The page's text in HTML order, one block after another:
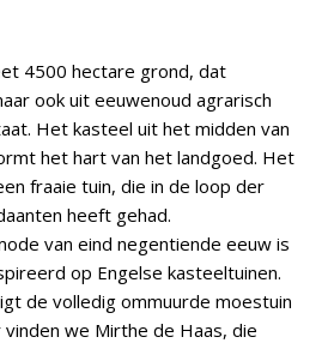
4500 hectare grond, dat
ook uit eeuwenoud agrarisch
Het kasteel uit het midden van
het hart van het landgoed. Het
fraaie tuin, die in de loop der
heeft gehad.
van eind negentiende eeuw is
op Engelse kasteeltuinen.
de volledig ommuurde moestuin
we Mirthe de Haas, die